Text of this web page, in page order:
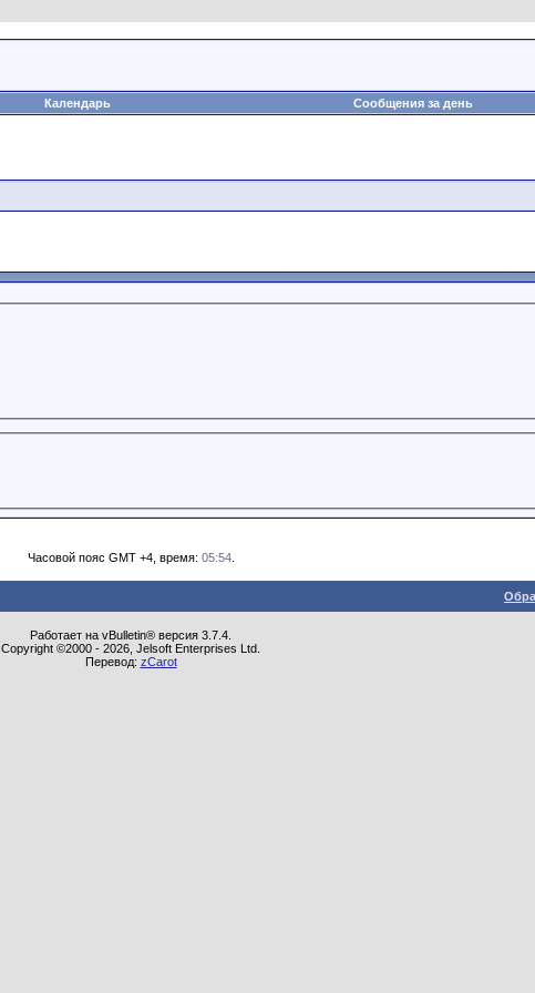
Календарь Сообщения за день
Часовой пояс GMT +4, время: 05:54.
Работает на vBulletin® версия 3.7.4.
Copyright ©2000 - 2026, Jelsoft Enterprises Ltd.
Перевод: zCarot